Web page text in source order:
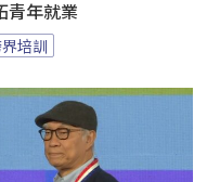
青年就業
培訓